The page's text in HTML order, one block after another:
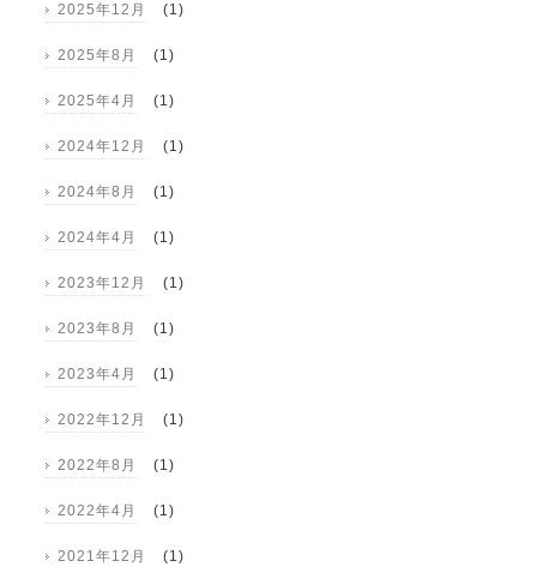
2025年12月 (1)
2025年8月 (1)
2025年4月 (1)
2024年12月 (1)
2024年8月 (1)
2024年4月 (1)
2023年12月 (1)
2023年8月 (1)
2023年4月 (1)
2022年12月 (1)
2022年8月 (1)
2022年4月 (1)
2021年12月 (1)